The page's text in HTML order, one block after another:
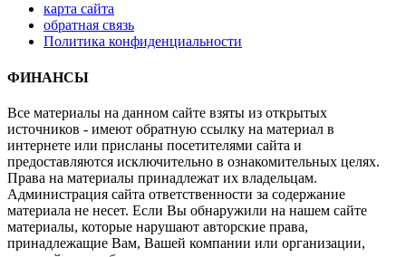
карта сайта
обратная связь
Политика конфиденциальности
ФИНАНСЫ
Все материалы на данном сайте взяты из открытых
источников - имеют обратную ссылку на материал в
интернете или присланы посетителями сайта и
предоставляются исключительно в ознакомительных целях.
Права на материалы принадлежат их владельцам.
Администрация сайта ответственности за содержание
материала не несет. Если Вы обнаружили на нашем сайте
материалы, которые нарушают авторские права,
принадлежащие Вам, Вашей компании или организации,